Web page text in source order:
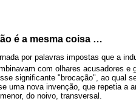
é a mesma coisa …
por palavras impostas que a
com olhares acusadores
significante "brocação", ao qual
uma nova invenção, que repetia a
do noivo, transversal.